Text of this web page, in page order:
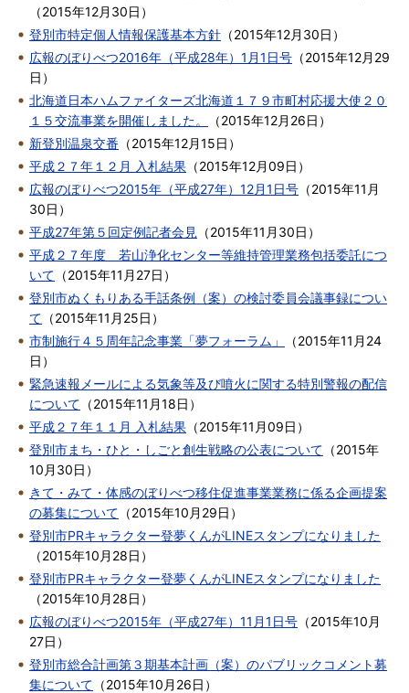
（2015年12月30日 ）
登別市特定個人情報保護基本方針 （2015年12月30日 ）
広報のぼりべつ2016年（平成28年）1月1日号 （2015年12月29
日 ）
北海道日本ハムファイターズ北海道１７９市町村応援大使２０
１５交流事業を開催しました。
（2015年12月26日 ）
新登別温泉交番 （2015年12月15日 ）
平成２７年１２月 入札結果 （2015年12月09日 ）
広報のぼりべつ2015年（平成27年）12月1日号 （2015年11月
30日 ）
平成27年第５回定例記者会見 （2015年11月30日 ）
平成２７年度 若山浄化センター等維持管理業務包括委託につ
いて （2015年11月27日 ）
登別市ぬくもりある手話条例（案）の検討委員会議事録につい
て （2015年11月25日 ）
市制施行４５周年記念事業「夢フォーラム」
（2015年11月24
日 ）
緊急速報メールによる気象等及び噴火に関する特別警報の配信
について （2015年11月18日 ）
平成２７年１１月 入札結果 （2015年11月09日 ）
登別市まち・ひと・しごと創生戦略の公表について （2015年
10月30日 ）
きて・みて・体感のぼりべつ移住促進事業業務に係る企画提案
の募集について （2015年10月29日 ）
登別市PRキャラクター登夢くんがLINEスタンプになりました
（2015年10月28日 ）
登別市PRキャラクター登夢くんがLINEスタンプになりました
（2015年10月28日 ）
広報のぼりべつ2015年（平成27年）11月1日号 （2015年10月
27日 ）
登別市総合計画第３期基本計画（案）のパブリックコメント募
集について （2015年10月26日 ）